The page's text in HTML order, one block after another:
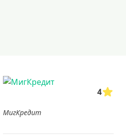
4
МигКредит